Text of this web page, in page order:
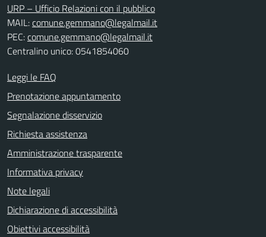
URP – Ufficio Relazioni con il pubblico
MAIL:comune.gemmano@legalmail.it
PEC:comune.gemmano@legalmail.it
Centralino unico: 0541854060
Leggi le FAQ
Prenotazione appuntamento
Segnalazione disservizio
Richiesta assistenza
Amministrazione trasparente
Informativa privacy
Note legali
Dichiarazione di accessibilità
Obiettivi accessibilità